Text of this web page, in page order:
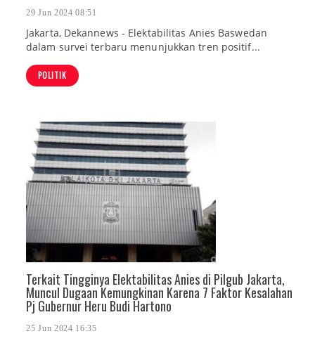
29 Jun 2024 08:51
Jakarta, Dekannews - Elektabilitas Anies Baswedan
dalam survei terbaru menunjukkan tren positif...
POLITIK
Terkait Tingginya Elektabilitas Anies di Pilgub Jakarta,
Muncul Dugaan Kemungkinan Karena 7 Faktor Kesalahan
Pj Gubernur Heru Budi Hartono
25 Jun 2024 16:35